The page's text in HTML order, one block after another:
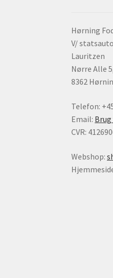
Hørning
V/
Lauritzen
Nørre Alle
8362
Telefon:
Email:
CVR:
Webshop: